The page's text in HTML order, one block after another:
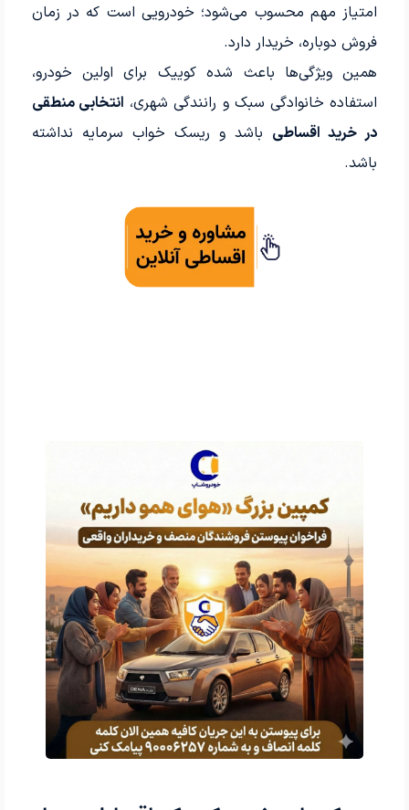
امتیاز مهم محسوب می‌شود؛ خودرویی است که در زمان
فروش دوباره، خریدار دارد.
همین ویژگی‌ها باعث شده کوییک برای اولین خودرو،
استفاده خانوادگی سبک و رانندگی شهری، انتخابی منطقی
در خرید اقساطی باشد و ریسک خواب سرمایه نداشته
باشد.